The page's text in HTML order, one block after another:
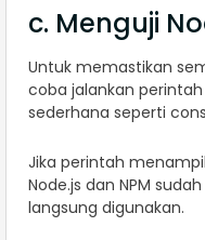
c. Menguji
Untuk memastikan
coba jalankan
sederhana seperti
Jika perintah
Node.js dan NPM
langsung digunakan.